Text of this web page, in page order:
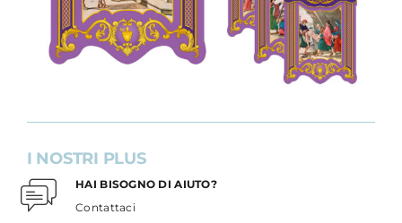
I NOSTRI PLUS
HAI BISOGNO DI AIUTO?
Contattaci